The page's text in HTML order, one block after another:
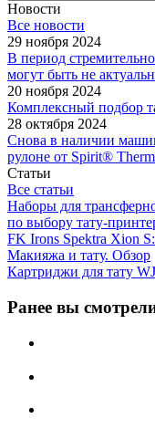
Новости
Все новости
29 ноября 2024
В период
могут быть не
20 ноября 2024
Комплексный подбор
28 октября 2024
Снова в наличии
рулоне от Spirit®
Статьи
Все статьи
Наборы для
по выбору
FK Irons Spektra Xion
Макияжа и тату. Обзор
Картриджи для тату
Ранее вы